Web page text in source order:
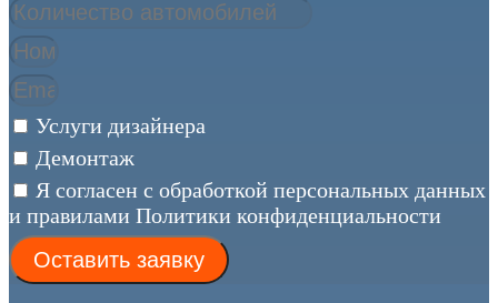
Услуги дизайнера
Демонтаж
Я согласен с обработкой персональных данных
и правилами Политики конфиденциальности
Оставить заявку